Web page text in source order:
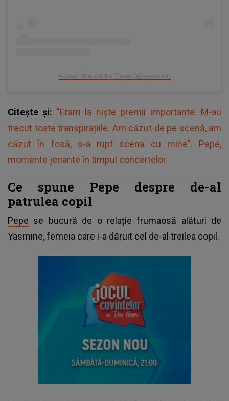
A post shared by Pepe (@pepe.ro)
Citește și: "Eram la niște premii importante. M-au
trecut toate transpirațiile. Am căzut de pe scenă, am
căzut în fosă, s-a rupt scena cu mine". Pepe,
momente jenante în timpul concertelor
Ce spune Pepe despre de-al
patrulea copil
Pepe se bucură de o relație frumaosă alături de
Yasmine, femeia care i-a dăruit cel de-al treilea copil.